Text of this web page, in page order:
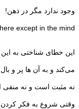
وجود ندارد مگر در ذهن!
except in the mind!
این خطای شناختی به
می‌کند و به آن ها پر و
نه مثبت است و نه منفی
وقتی شروع به فکر کردن